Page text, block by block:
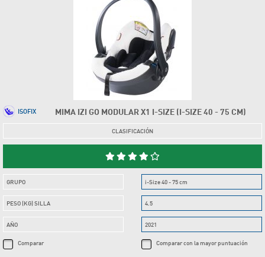
MIMA IZI GO MODULAR X1 I-SIZE (I-SIZE 40 - 75 CM)
ISOFIX
CLASIFICACIÓN
GRUPO
PESO (KG) SILLA
AÑO
Comparar
i-Size 40 - 75 cm
4.5
2021
Comparar con la mayor puntuación